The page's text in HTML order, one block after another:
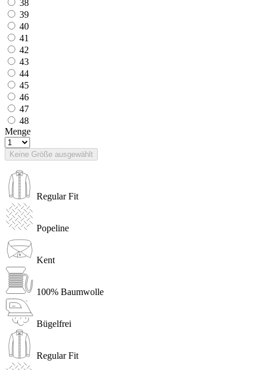
38
39
40
41
42
43
44
45
46
47
48
Menge
Keine Größe ausgewählt
Regular Fit
Popeline
Kent
100% Baumwolle
Bügelfrei
Regular Fit